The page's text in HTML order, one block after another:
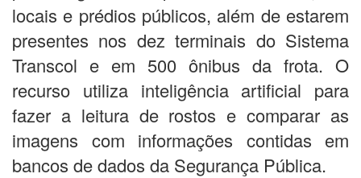
locais e prédios públicos, além de estarem
presentes nos dez terminais do Sistema
Transcol e em 500 ônibus da frota. O
recurso utiliza inteligência artificial para
fazer a leitura de rostos e comparar as
imagens com informações contidas em
bancos de dados da Segurança Pública.